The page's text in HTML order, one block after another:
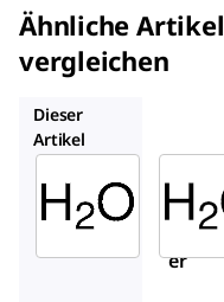
Ähnliche Artikel
vergleichen
Dieser
Artikel
Aldrich
95284
Wass
er